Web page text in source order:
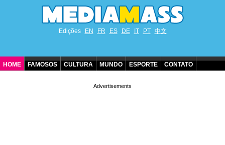
Edições EN FR ES DE IT PT 中文
HOME FAMOSOS CULTURA MUNDO ESPORTE CONTATO